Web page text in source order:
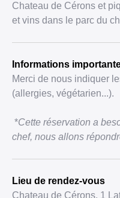
Chateau de Cérons et
et vins dans le parc du
Informations
Merci de nous indiquer
(allergies, végétarien...).
*Cette réservation a
chef, nous allons
Lieu de rendez-vous
Chateau de Cérons, 1